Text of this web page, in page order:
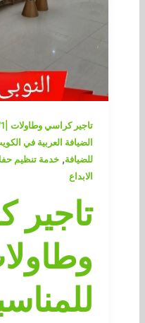
تاجير كراسي وطاولات |65080771 | الابداع
للضيافة,
الابداع
تاجير